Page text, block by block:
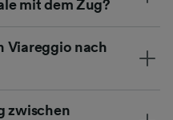
mit dem Zug?
Viareggio nach
zwischen